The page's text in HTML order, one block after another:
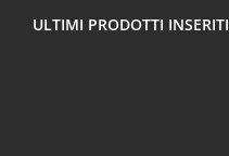
ULTIMI PRODOTTI INSERITI